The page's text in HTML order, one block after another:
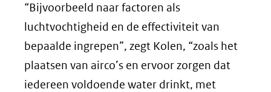
“Bijvoorbeeld naar factoren als
luchtvochtigheid en de effectiviteit van
bepaalde ingrepen”, zegt Kolen, “zoals het
plaatsen van airco’s en ervoor zorgen dat
iedereen voldoende water drinkt, met